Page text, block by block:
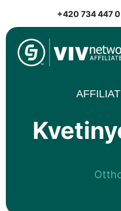
to
content
+420 734 447
VIVnetworks.com
Nejvýkonnější